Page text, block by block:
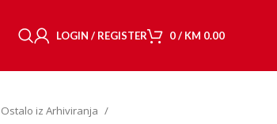
LOGIN / REGISTER 0/ KM 0.00
Ostalo iz Arhiviranja